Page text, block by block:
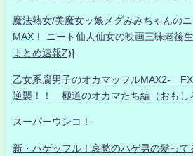
魔法熟女/美魔女ッ娘メグみみちゃんの
MAX！ ニート仙人仙女の映画三昧老後
まとめ速報Z)]
乙女系腐男子のオカマッフルMAX2-
逆襲！！ 極道のオカマたち編（おもし
スーパーウンコ！
新・ハゲッフル！哀愁のハゲ男の髪って